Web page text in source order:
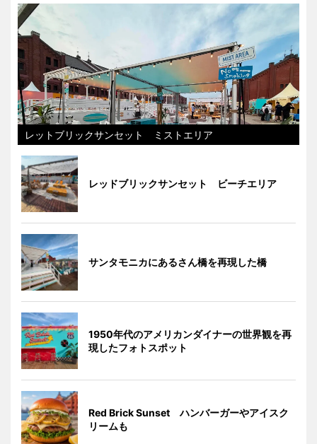
レットブリックサンセット ミストエリア
レッドブリックサンセット ビーチエリア
サンタモニカにあるさん橋を再現した橋
1950年代のアメリカンダイナーの世界観を再
現したフォトスポット
Red Brick Sunset ハンバーガーやアイスク
リームも